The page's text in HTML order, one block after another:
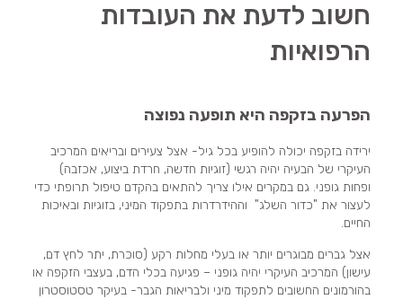
חשוב לדעת את העובדות
הרפואיות
הפרעה בזקפה היא תופעה נפוצה
ירידה בזקפה יכולה להופיע בכל גיל- אצל צעירים ובריאים המרכיב
העיקרי של הבעיה יהיה רגשי (זוגיות חדשה, חרדת ביצוע, אכזבה)
ופחות גופני. גם במקרים אילו צריך להתאים בהקדם טיפול תרופתי כדי
לעצור את "כדור השלג" וההידרדרות בתפקוד המיני, בזוגיות ובאיכות
החיים.
אצל גברים מבוגרים יותר או בעלי מחלות רקע (סוכרת, יתר לחץ דם,
עישון) המרכיב העיקרי יהיה גופני – פגיעה בכלי הדם, בעצבי הזקפה או
בהורמונים החשובים לתפקוד מיני ולבריאות הגבר- בעיקר טסטוסטרון